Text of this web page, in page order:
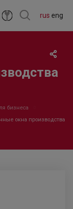
rus eng
бизнеса
окна производства